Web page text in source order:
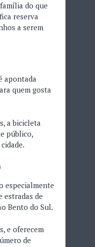
do que
reserva
a serem
apontada
quem gosta
a bicicleta
público,
especialmente
estradas de
Bento do Sul.
e oferecem
de